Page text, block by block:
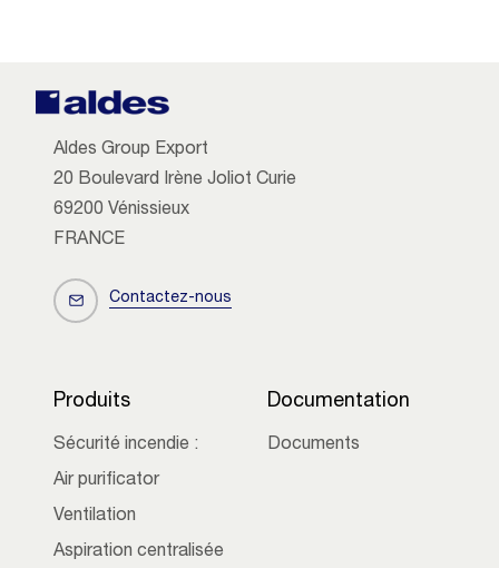
Aldes Group Export
20 Boulevard Irène Joliot Curie
69200 Vénissieux
FRANCE
Contactez-nous
Produits
Sécurité incendie :
Air purificator
Ventilation
Aspiration centralisée
Documentation
Documents